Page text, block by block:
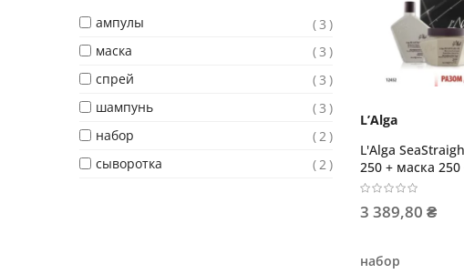
L’Alga
L'Alga
250 + маска
мл
3 389,80 ₴
набор
ампулы
3
маска
3
спрей
3
шампунь
3
набор
2
сыворотка
2